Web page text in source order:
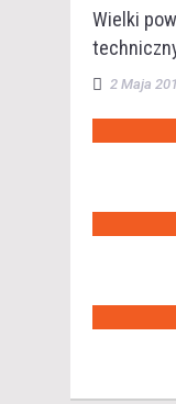
Wielki
2 Maja